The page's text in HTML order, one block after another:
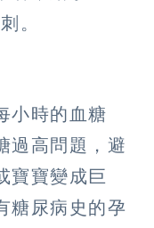
。
小時的血糖
過高問題，避
寶寶變成巨
尿病史的孕